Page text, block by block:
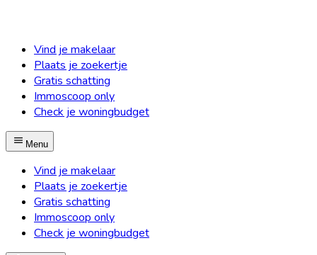
Vind je makelaar
Plaats je zoekertje
Gratis schatting
Immoscoop only
Check je woningbudget
Menu
Vind je makelaar
Plaats je zoekertje
Gratis schatting
Immoscoop only
Check je woningbudget